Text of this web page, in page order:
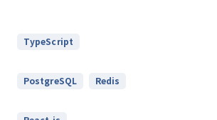
TypeScript
PostgreSQL Redis